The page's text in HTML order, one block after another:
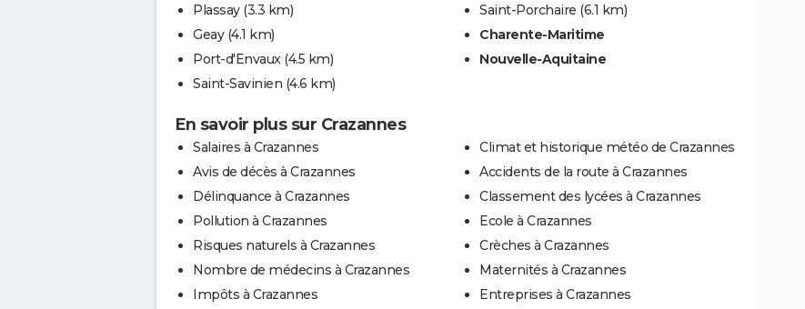
Plassay (3.3 km)
Geay (4.1 km)
Port-d'Envaux (4.5 km)
Saint-Savinien (4.6 km)
Saint-Porchaire (6.1 km)
Charente-Maritime
Nouvelle-Aquitaine
En savoir plus sur Crazannes
Salaires à Crazannes
Avis de décès à Crazannes
Délinquance à Crazannes
Pollution à Crazannes
Risques naturels à Crazannes
Nombre de médecins à Crazannes
Impôts à Crazannes
Climat et historique météo de Crazannes
Accidents de la route à Crazannes
Classement des lycées à Crazannes
Ecole à Crazannes
Crèches à Crazannes
Maternités à Crazannes
Entreprises à Crazannes